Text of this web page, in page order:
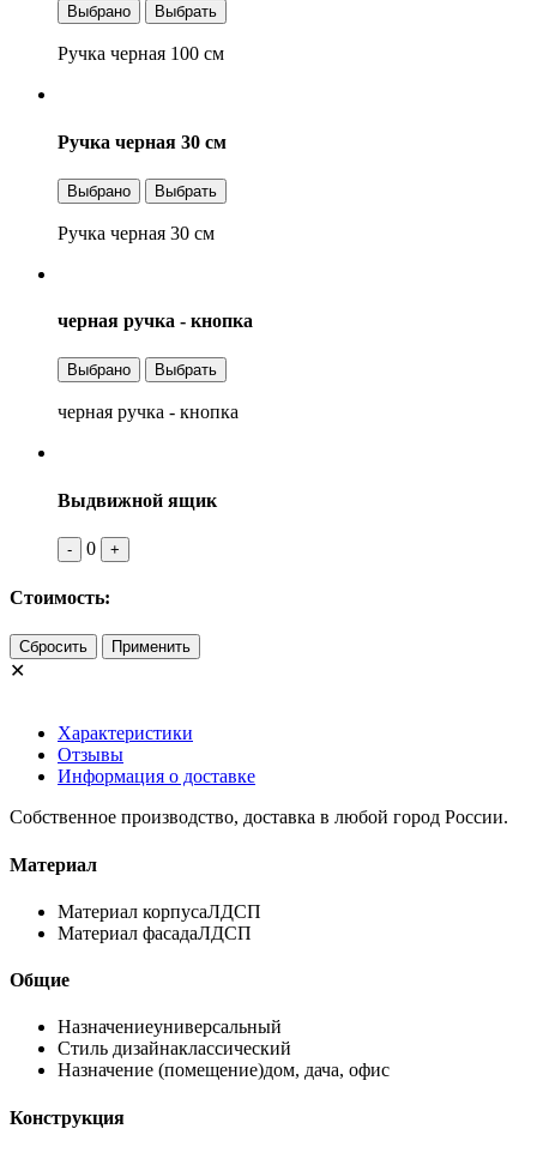
Выбрано Выбрать
Ручка черная 100 см
Ручка черная 30 см
Выбрано Выбрать
Ручка черная 30 см
черная ручка - кнопка
Выбрано Выбрать
черная ручка - кнопка
Выдвижной ящик
- 0 +
Стоимость:
Сбросить Применить
✕
Характеристики
Отзывы
Информация о доставке
Собственное производство, доставка в любой город России.
Материал
Материал корпусаЛДСП
Материал фасадаЛДСП
Общие
Назначениеуниверсальный
Стиль дизайнаклассический
Назначение (помещение)дом, дача, офис
Конструкция